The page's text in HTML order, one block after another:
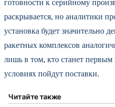
готовности к серийному
раскрывается, но аналитики
установка будет значительно
ракетных комплексов
лишь в том, кто станет первым
условиях пойдут поставки.
Читайте также